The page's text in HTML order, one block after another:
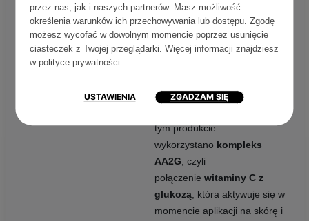
przez nas, jak i naszych partnerów. Masz możliwość
określenia warunków ich przechowywania lub dostępu. Zgodę
możesz wycofać w dowolnym momencie poprzez usunięcie
ciasteczek z Twojej przeglądarki. Więcej informacji znajdziesz
w polityce prywatności.
USTAWIENIA ZGADZAM SIĘ
SHOT! – SERUM Z
POTRÓJNĄ WITAMINĄ
C
oparte w 98,8% na składnikach
tym produkcie
wykorzystano kompleks
AA2G, czyli
połączenie witaminy C z
glukozą, która aktywuje się w
momencie aplikacji na skórę i